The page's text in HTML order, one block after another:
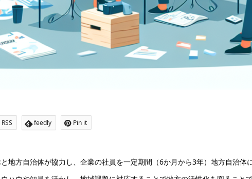
RSS feedly Pin it
地方自治体が協力し、企業の社員を一定期間（6か月から3年）地方自治体